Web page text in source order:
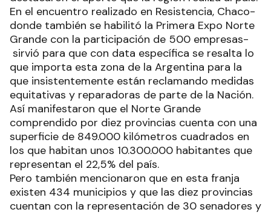
En el encuentro realizado en Resistencia, Chaco-
donde también se habilitó la Primera Expo Norte
Grande con la participación de 500 empresas-
sirvió para que con data específica se resalta lo
que importa esta zona de la Argentina para la
que insistentemente están reclamando medidas
equitativas y reparadoras de parte de la Nación.
Así manifestaron que el Norte Grande
comprendido por diez provincias cuenta con una
superficie de 849.000 kilómetros cuadrados en
los que habitan unos 10.300.000 habitantes que
representan el 22,5% del país.
Pero también mencionaron que en esta franja
existen 434 municipios y que las diez provincias
cuentan con la representación de 30 senadores y